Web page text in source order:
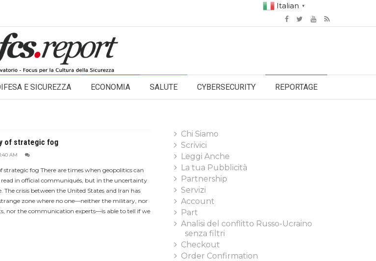
Italian ▼
E SICUREZZA ECONOMIA SALUTE CYBERSECURITY REPORTAGE
of strategic fog
AM
strategic fog There are times when geopolitics can
read in official communiqués, but in the uncertainty
The crisis between the United States and Iran has
zone where no one—neither the military, nor
nor the communication experts—is able to tell if we
Chi Siamo
Scrivici
Leggi Anche
La tua Pubblicità
Partnership
Servizi
Account
Part
Analisi del conflitto Russo-Ucraino
senza filtri
Checkout
Order Confirmation